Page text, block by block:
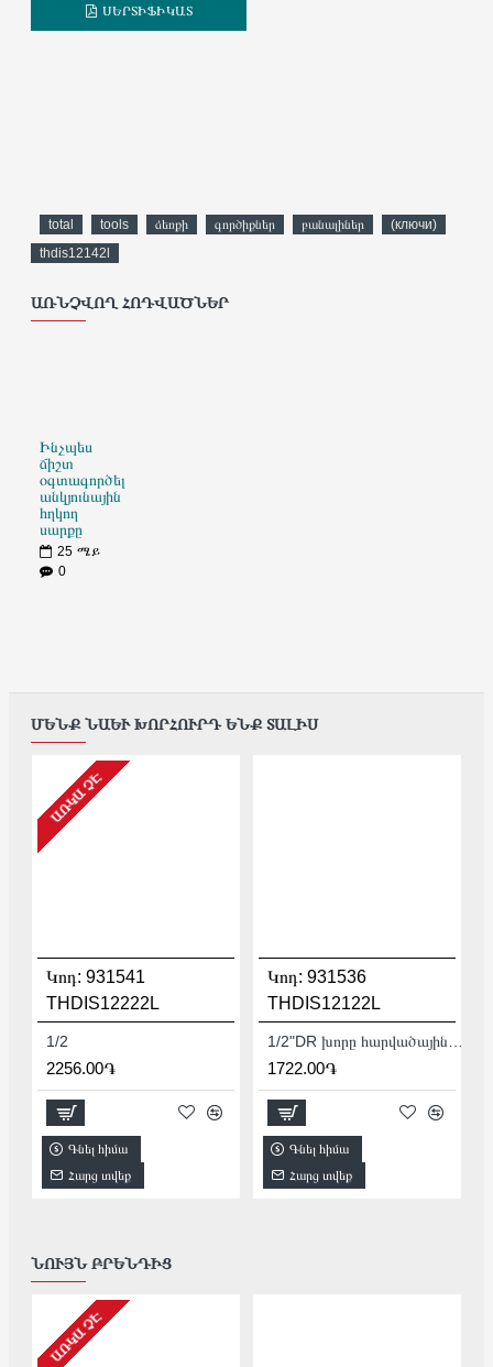
ՍԵՐՏԻՖԻԿԱՏ
total tools ձեռքի գործիքներ բանալիներ
(ключи)
thdis12142l
ԱՌՆՉՎՈՂ ՀՈԴՎԱԾՆԵՐ
Ինչպես
ճիշտ
օգտագործել
անկյունային
հղկող
սարքը
25 ሜይ
0
ՄԵՆՔ ՆԱԵՒ ԽՈՐՀՈՒՐԴ ԵՆՔ ՏԱԼԻՍ
ԱՌԿԱ ՉԷ
Կոդ: 931541
THDIS12222L
1/2
2256.00֏
Գնել հիմա
Հարց տվեք
Կոդ: 931536
THDIS12122L
1722.00֏
Գնել հիմա
Հարց տվեք
ՆՈՒՅՆ ԲՐԵՆԴԻՑ
ԱՌԿԱ ՉԷ